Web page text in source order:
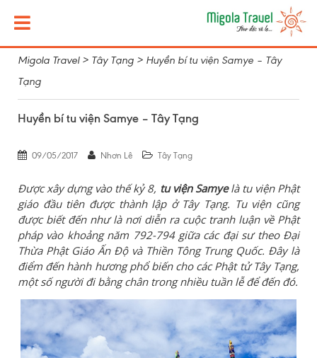
Migola Travel> Tây Tạng > Huyền bí tu viện Samye – Tây
Tạng
Huyền bí tu viện Samye – Tây Tạng
09/05/2017 Nhơn Lê Tây Tạng
Được xây dựng vào thế kỷ 8, tu viện Samyelà tu viện Phật
giáo đầu tiên được thành lập ở Tây Tạng. Tu viện cũng
được biết đến như là nơi diễn ra cuộc tranh luận về Phật
pháp vào khoảng năm 792-794 giữa các đại sư theo Đại
Thừa Phật Giáo Ấn Độ và Thiền Tông Trung Quốc. Đây là
điểm đến hành hương phổ biến cho các Phật tử Tây Tạng,
một số người đi bằng chân trong nhiều tuần lễ để đến đó.